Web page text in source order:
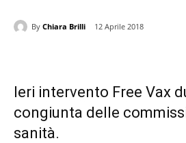
By Chiara Brilli 12 Aprile 2018
Ieri intervento Free Vax
congiunta delle
sanità.